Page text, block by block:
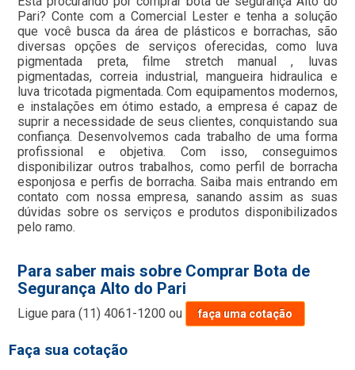
Pari? Conte com a Comercial Lester e tenha a solução
que você busca da área de plásticos e borrachas, são
diversas opções de serviços oferecidas, como luva
pigmentada preta, filme stretch manual , luvas
pigmentadas, correia industrial, mangueira hidraulica e
luva tricotada pigmentada. Com equipamentos modernos,
e instalações em ótimo estado, a empresa é capaz de
suprir a necessidade de seus clientes, conquistando sua
confiança. Desenvolvemos cada trabalho de uma forma
profissional e objetiva. Com isso, conseguimos
disponibilizar outros trabalhos, como perfil de borracha
esponjosa e perfis de borracha. Saiba mais entrando em
contato com nossa empresa, sanando assim as suas
dúvidas sobre os serviços e produtos disponibilizados
pelo ramo.
Para saber mais sobre Comprar Bota de
Segurança Alto do Pari
Ligue para(11) 4061-1200 ou faça uma cotação
Faça sua cotação